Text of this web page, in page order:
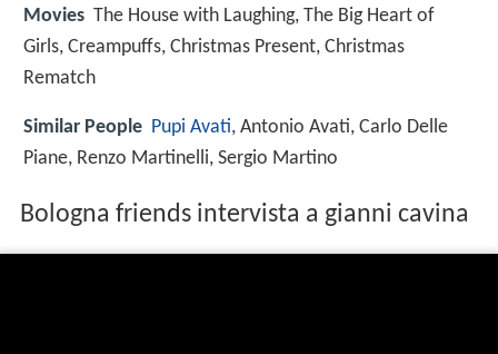
Movies The House with Laughing, The Big Heart of
Girls, Creampuffs, Christmas Present, Christmas
Rematch
Similar People Pupi Avati, Antonio Avati, Carlo Delle
Piane, Renzo Martinelli, Sergio Martino
Bologna friends intervista a gianni cavina